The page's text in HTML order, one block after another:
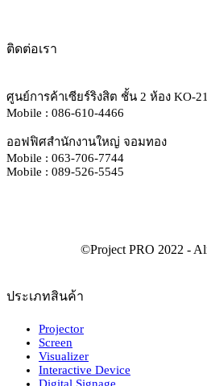
ติดต่อเรา
ศูนย์การค้าเซียร์ริงสิต ชั้น 2 ห้อง KO-21
Mobile : 086-610-4466
ออฟฟิศสำนักงานใหญ่ จอมทอง
Mobile : 063-706-7744
Mobile : 089-526-5545
ประเภทสินค้า
Projector
Screen
Visualizer
Interactive Device
Digital Signage